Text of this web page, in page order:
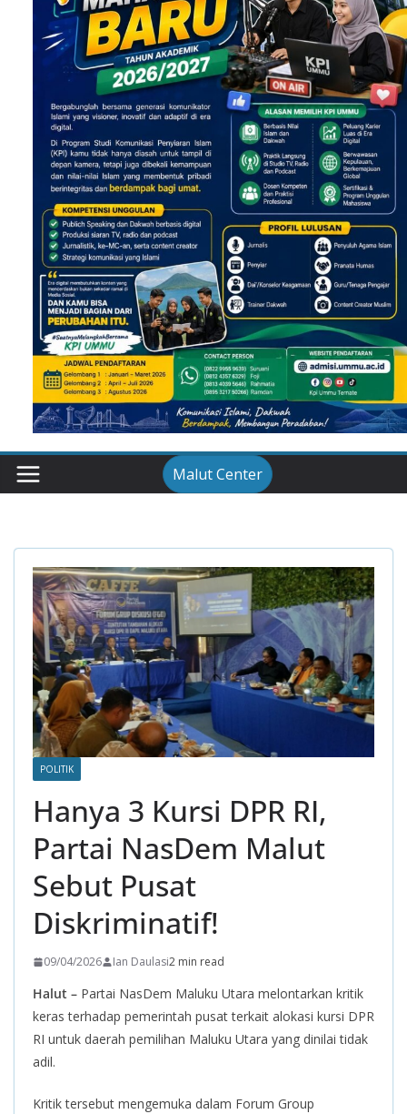
Malut Center
POLITIK
Hanya 3 Kursi DPR RI,
Partai NasDem Malut
Sebut Pusat
Diskriminatif!
09/04/2026 Ian Daulasi2 min read
Halut – Partai NasDem Maluku Utara melontarkan kritik
keras terhadap pemerintah pusat terkait alokasi kursi DPR
RI untuk daerah pemilihan Maluku Utara yang dinilai tidak
adil.
Kritik tersebut mengemuka dalam Forum Group